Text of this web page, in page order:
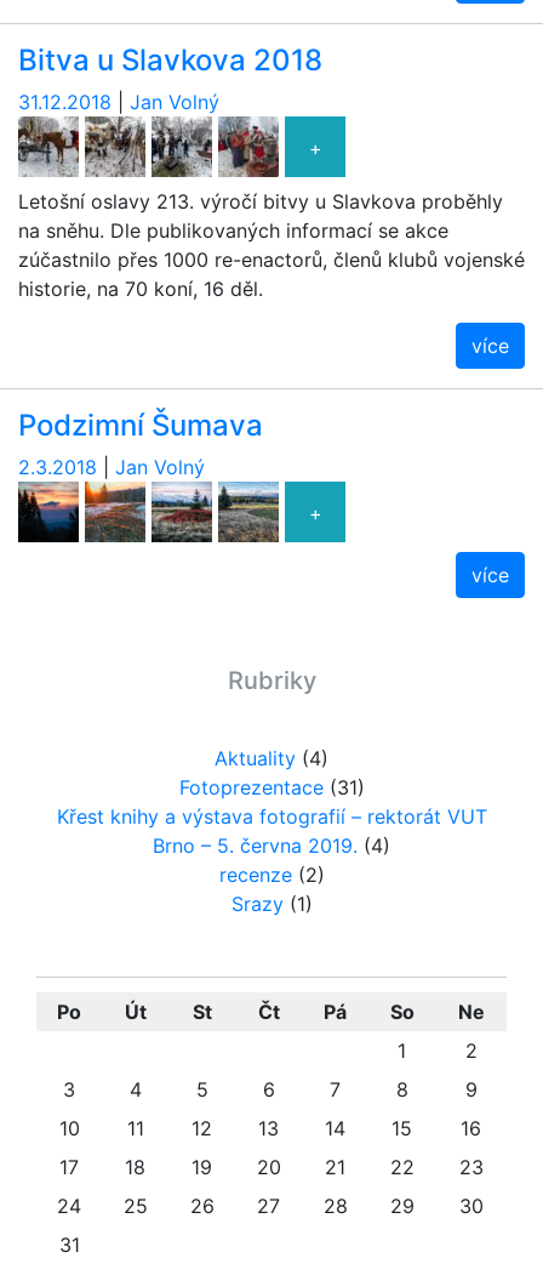
Bitva u Slavkova 2018
31.12.2018
Jan Volný
+
Letošní oslavy 213. výročí bitvy u Slavkova proběhly
na sněhu. Dle publikovaných informací se akce
zúčastnilo přes 1000 re-enactorů, členů klubů vojenské
historie, na 70 koní, 16 děl.
více
Podzimní Šumava
2.3.2018
Jan Volný
+
více
Rubriky
Aktuality (4)
Fotoprezentace(31)
Křest knihy a výstava fotografií – rektorát VUT
Brno – 5. června 2019. (4)
recenze(2)
Srazy(1)
Po Út St Čt Pá So
Ne
1
2
3
4 5 6 7 8
9
10
11 12 13 14 15
16
17
18 19 20 21 22
23
24
25 26 27 28 29
30
31